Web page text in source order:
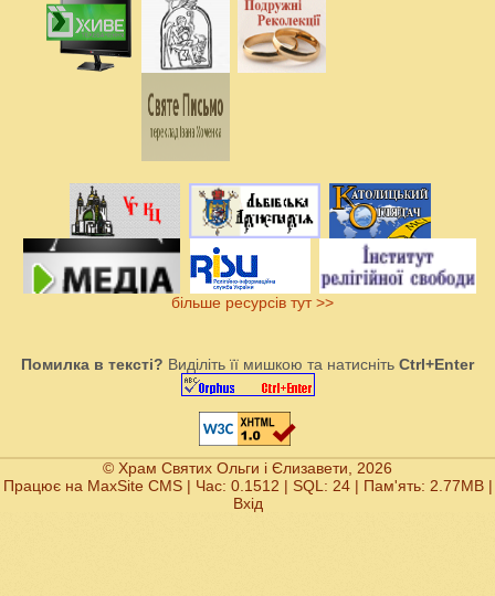
більше ресурсів тут >>
Помилка в тексті? Виділіть її мишкою та натисніть Ctrl+Enter
© Храм Святих Ольги і Єлизавети, 2026
Працює на MaxSite CMS| Час: 0.1512 | SQL: 24 | Пам'ять: 2.77MB|
Вхід